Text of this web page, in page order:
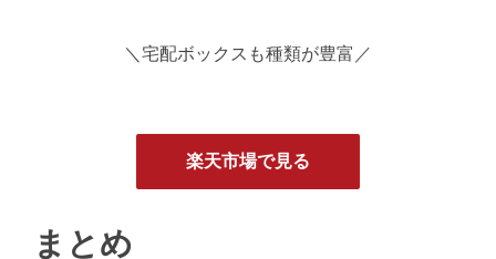
＼宅配ボックスも種類が豊富／
楽天市場で見る
まとめ